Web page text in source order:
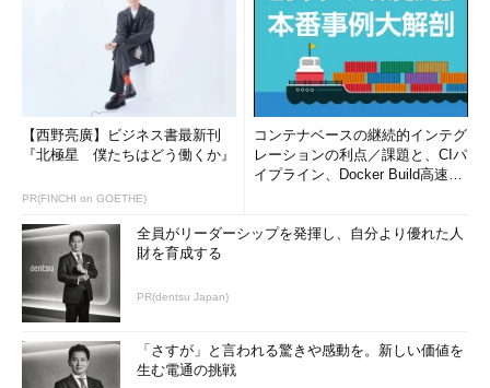
【西野亮廣】ビジネス書最新刊
『北極星 僕たちはどう働くか』
PR(FINCHI on GOETHE)
コンテナベースの継続的インテグ
レーションの利点／課題と、CIパ
イプライン、Docker Build高速化
全員がリーダーシップを発揮し、自分より優れた人
財を育成する
PR(dentsu Japan)
「さすが」と言われる驚きや感動を。新しい価値を
生む電通の挑戦